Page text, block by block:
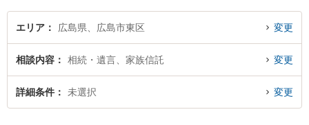
エリア 広島県、広島市東区 変更
相談内容 相続・遺言、家族信託 変更
詳細条件 未選択 変更